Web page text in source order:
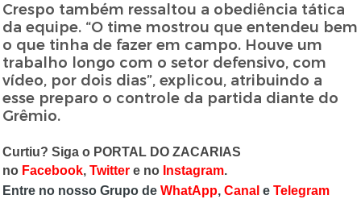
Crespo também ressaltou a obediência tática
da equipe. “O time mostrou que entendeu bem
o que tinha de fazer em campo. Houve um
trabalho longo com o setor defensivo, com
vídeo, por dois dias”, explicou, atribuindo a
esse preparo o controle da partida diante do
Grêmio.
Curtiu? Siga o PORTAL DO ZACARIAS
no Facebook,Twitter e no Instagram.
Entre no nosso Grupo deWhatApp,Canal eTelegram